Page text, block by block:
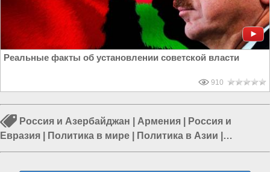
Реальные факты об установлении советской власти
910
Россия и Азербайджан Армения
Россия и
Евразия
Политика в мире Политика в Азии
Мигранты в России|Нагорный Карабах